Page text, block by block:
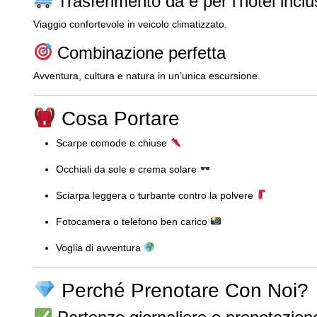
Viaggio confortevole in veicolo climatizzato.
Combinazione perfetta
Avventura, cultura e natura in un’unica escursione.
Cosa Portare
Scarpe comode e chiuse
Occhiali da sole e crema solare
Sciarpa leggera o turbante contro la polvere
Fotocamera o telefono ben carico
Voglia di avventura
Perché Prenotare Con Noi?